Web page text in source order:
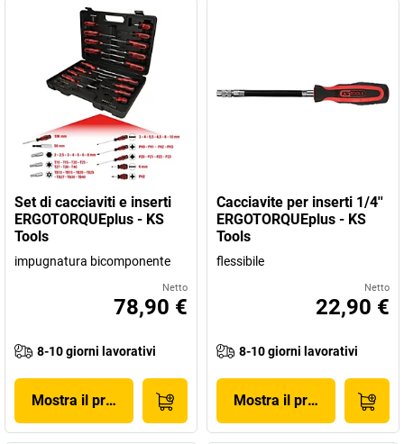
Set di cacciaviti e inserti
ERGOTORQUEplus - KS
Tools
impugnatura bicomponente
Netto
78,90 €
8-10 giorni lavorativi
Mostra il prodotto
Cacciavite per inserti 1/4''
ERGOTORQUEplus - KS
Tools
flessibile
Netto
22,90 €
8-10 giorni lavorativi
Mostra il prodotto